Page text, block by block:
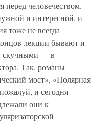
человечеством.
и интересной, и
тоже не всегда
лекции бывают и
скучными — в
Так, романы
мост», «Полярная
и сегодня
они к